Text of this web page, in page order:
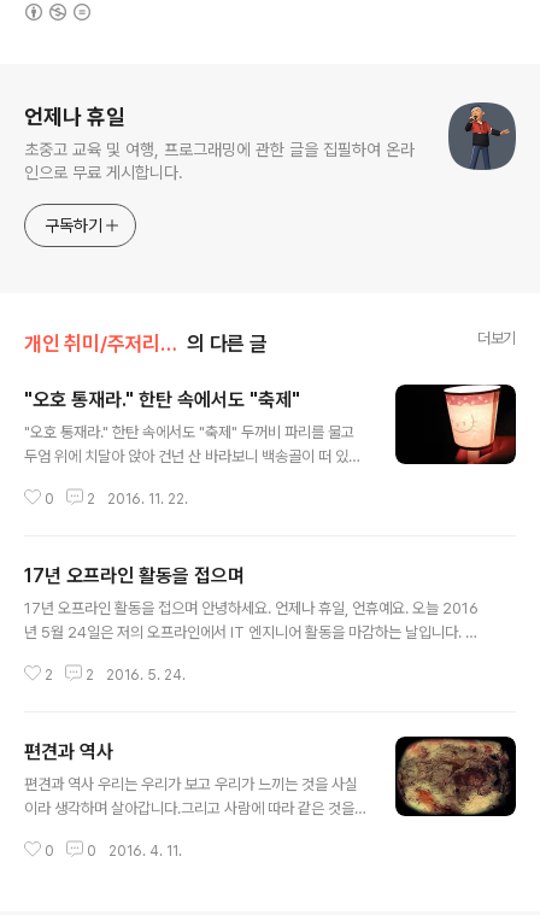
언제나 휴일
초중고 교육 및 여행, 프로그래밍에 관한 글을 집필하여 온라
인으로 무료 게시합니다.
구독하기
개인 취미/주저리주저리 의 다른 글 더보기
"오호 통재라." 한탄 속에서도 "축제"
"오호 통재라." 한탄 속에서도 "축제" 두꺼비 파리를 물고
두엄 위에 치달아 앉아 건넌 산 바라보니 백송골이 떠 있거
거고모쳐라 날랜 낼시망정 에헐질 번하괘라. 2016년 11월
이 대치하고 있는 슬픈 현실 속에서 보수 세력의 부패가 정
점을 찍은 것이 아닌가 생각한다. 여전히 건전한 보수 세력
들도 많다고 생각하지만 부패한 보수 세력이 대한민국을
실이다. 하지만 "위기를 기회로 만든다."는 어려운 명재를
0 2 2016. 11. 22.
17년 오프라인 활동을 접으며
17년 오프라인 활동을 접으며 안녕하세요. 언제나 휴일, 언휴예요. 오늘 2016
년 5월 24일은 저의 오프라인에서 IT 엔지니어 활동을 마감하는 날입니다. 대
졸업과 함께 백수 생활을 시작했었죠. 다행스러운 것은 지금의 아내가 백수로
그래밍에는 자신이 있었던 저였지만 리눅스 과정에서 디바이스 드라이버와 커
널 교육은 접하지 않은 분야였죠. 이론 과정을 마치고 프로젝트 과정에서도 좋
은 조원들과 뜻하지 않은 좋은 주제로 생각지도 못한 결과물을 얻었어요. IBCS
2 2 2016. 5. 24.
편견과 역사
편견과 역사 우리는 우리가 보고 우리가 느끼는 것을 사실
이라 생각하며 살아갑니다.그리고 사람에 따라 같은 것을
는 사실과 반하는 내용을 보거나 들으면 거부하는 습성을
0 0 2016. 4. 11.